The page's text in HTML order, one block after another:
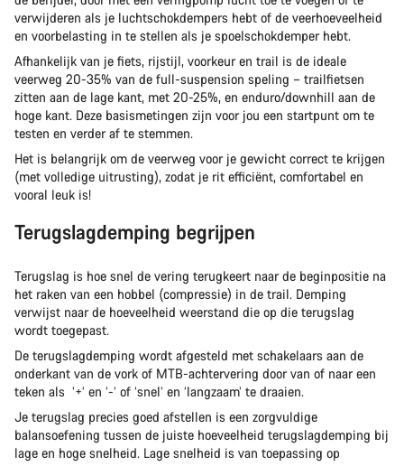
verwijderen als je luchtschokdempers hebt of de veerhoeveelheid
en voorbelasting in te stellen als je spoelschokdemper hebt.
Afhankelijk van je fiets, rijstijl, voorkeur en trail is de ideale
veerweg 20-35% van de full-suspension speling – trailfietsen
zitten aan de lage kant, met 20-25%, en enduro/downhill aan de
hoge kant. Deze basismetingen zijn voor jou een startpunt om te
testen en verder af te stemmen.
Het is belangrijk om de veerweg voor je gewicht correct te krijgen
(met volledige uitrusting), zodat je rit efficiënt, comfortabel en
vooral leuk is!
Terugslagdemping begrijpen
Terugslag is hoe snel de vering terugkeert naar de beginpositie na
het raken van een hobbel (compressie) in de trail. Demping
verwijst naar de hoeveelheid weerstand die op die terugslag
wordt toegepast.
De terugslagdemping wordt afgesteld met schakelaars aan de
onderkant van de vork of MTB-achtervering door van of naar een
teken als ’+’ en ‘-’ of ‘snel’ en ‘langzaam’ te draaien.
Je terugslag precies goed afstellen is een zorgvuldige
balansoefening tussen de juiste hoeveelheid terugslagdemping bij
lage en hoge snelheid. Lage snelheid is van toepassing op